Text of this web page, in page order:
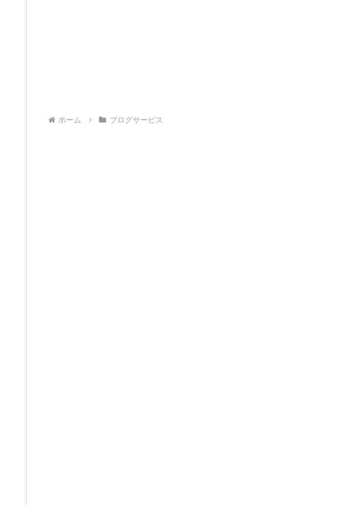
ホーム ブログサービス